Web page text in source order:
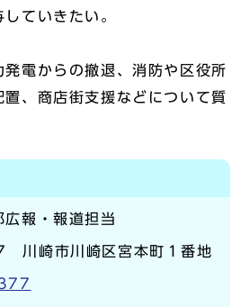
ていきたい。
電からの撤退、消防や区役所
置、商店街支援などについて質
広報・報道担当
崎市川崎区宮本町１番地